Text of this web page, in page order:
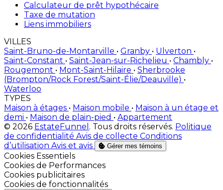
Calculateur de prêt hypothécaire
Taxe de mutation
Liens immobiliers
VILLES
Saint-Bruno-de-Montarville • Granby • Ulverton •
Saint-Constant • Saint-Jean-sur-Richelieu • Chambly •
Rougemont • Mont-Saint-Hilaire • Sherbrooke
(Brompton/Rock Forest/Saint-Élie/Deauville) •
Waterloo
TYPES
Maison à étages • Maison mobile • Maison à un étage et
demi • Maison de plain-pied • Appartement
© 2026 EstateFunnel . Tous droits réservés. Politique
de confidentialité Avis de collecte Conditions
d’utilisation Avis et avis Gérer mes témoins
Activer
Cookies Essentiels
Activer
Cookies de Performances
Activer
Cookies publicitaires
Activer
Cookies de fonctionnalités